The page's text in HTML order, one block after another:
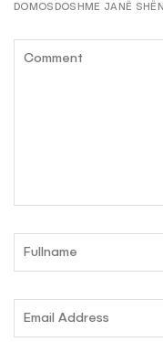
DOMOSDOSHME JANË